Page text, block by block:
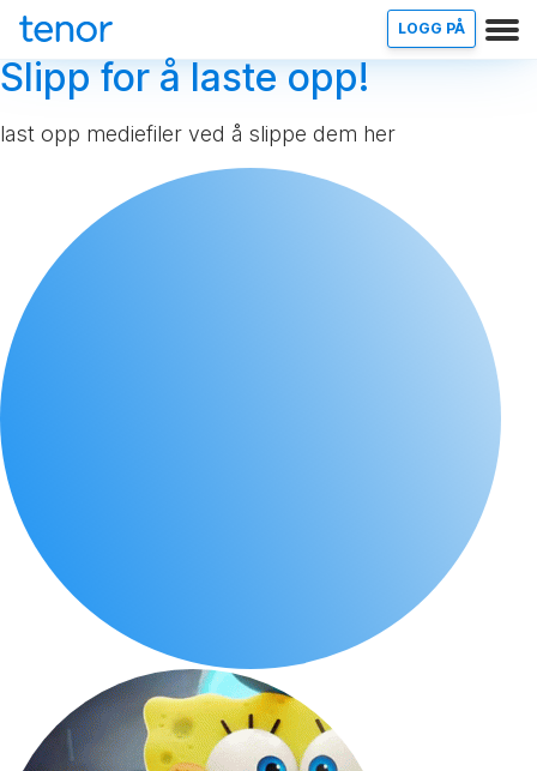
LOGG PÅ
Slipp for å laste opp!
last opp mediefiler ved å slippe dem her